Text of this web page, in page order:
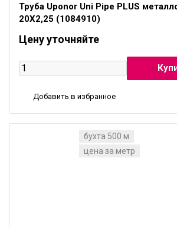
Труба Uponor Uni Pipe PLUS
20X2,25 (1084910)
Цену уточняйте
Добавить в избранное
бухта 500 м
цена за метр